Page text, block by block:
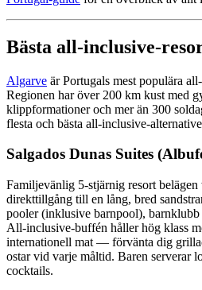
Bästa all-inclusive-
Algarve är Portugals mest populära
Regionen har över 200 km kust med
klippformationer och mer än 300
flesta och bästa all-inclusive-
Salgados Dunas Suites
Familjevänlig 5-stjärnig resort belägen
direkttillgång till en lång, bred
pooler (inklusive barnpool),
All-inclusive-buffén håller hög klass
internationell mat — förvänta dig
ostar vid varje måltid. Baren serverar
cocktails.